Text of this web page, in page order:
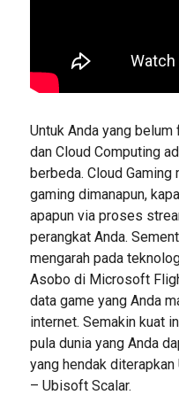
Untuk Anda yang
dan Cloud Computing
berbeda. Cloud
gaming dimanapun,
apapun via proses
perangkat Anda.
mengarah pada
Asobo di Microsoft
data game yang Anda
internet. Semakin kuat
pula dunia yang Anda
yang hendak
– Ubisoft Scalar.